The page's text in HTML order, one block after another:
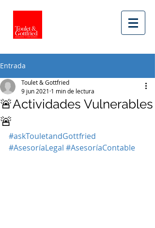
Entrada
🚨Actividades Vulnerables
🚨
Toulet & Gottfried
9 jun 2021 1 min de lectura
#askTouletandGottfried
#AsesoríaLegal #AsesoríaContable